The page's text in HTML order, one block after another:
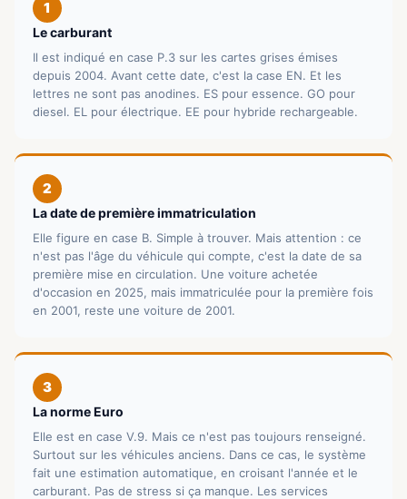
1
Le carburant
Il est indiqué en case P.3 sur les cartes grises émises
depuis 2004. Avant cette date, c'est la case EN. Et les
lettres ne sont pas anodines. ES pour essence. GO pour
diesel. EL pour électrique. EE pour hybride rechargeable.
2
La date de première immatriculation
Elle figure en case B. Simple à trouver. Mais attention : ce
n'est pas l'âge du véhicule qui compte, c'est la date de sa
première mise en circulation. Une voiture achetée
d'occasion en 2025, mais immatriculée pour la première fois
en 2001, reste une voiture de 2001.
3
La norme Euro
Elle est en case V.9. Mais ce n'est pas toujours renseigné.
Surtout sur les véhicules anciens. Dans ce cas, le système
fait une estimation automatique, en croisant l'année et le
carburant. Pas de stress si ça manque. Les services